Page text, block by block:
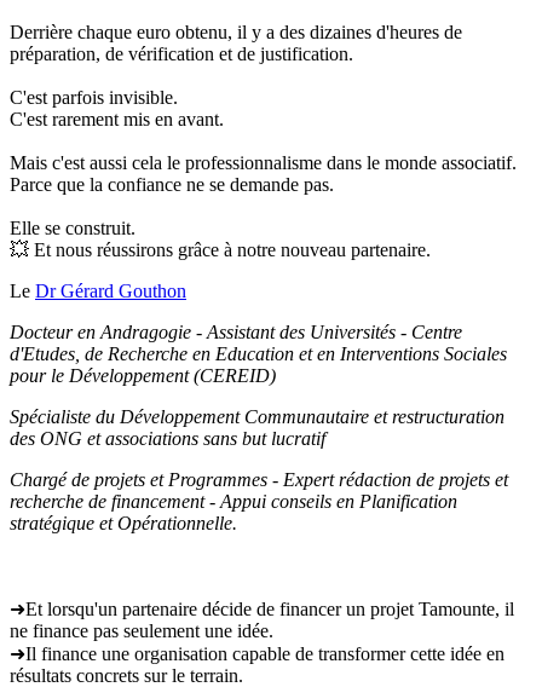
Derrière chaque euro obtenu, il y a des dizaines d'heures de
préparation, de vérification et de justification.
C'est parfois invisible.
C'est rarement mis en avant.
Mais c'est aussi cela le professionnalisme dans le monde associatif.
Parce que la confiance ne se demande pas.
Elle se construit.
💥 Et nous réussirons grâce à notre nouveau partenaire.
Le Dr Gérard Gouthon
Docteur en Andragogie - Assistant des Universités - Centre
d'Etudes, de Recherche en Education et en Interventions Sociales
pour le Développement (CEREID)
Spécialiste du Développement Communautaire et restructuration
des ONG et associations sans but lucratif
Chargé de projets et Programmes - Expert rédaction de projets et
recherche de financement - Appui conseils en Planification
stratégique et Opérationnelle.
➜Et lorsqu'un partenaire décide de financer un projet Tamounte, il
ne finance pas seulement une idée.
➜Il finance une organisation capable de transformer cette idée en
résultats concrets sur le terrain.